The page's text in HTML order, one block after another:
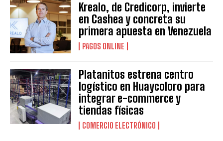
Krealo, de Credicorp, invierte
en Cashea y concreta su
primera apuesta en Venezuela
PAGOS ONLINE
Platanitos estrena centro
logístico en Huaycoloro para
integrar e-commerce y
tiendas físicas
COMERCIO ELECTRÓNICO